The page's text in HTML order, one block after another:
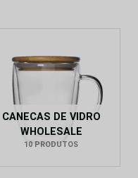
CANECAS DE VIDRO
WHOLESALE
10 PRODUTOS